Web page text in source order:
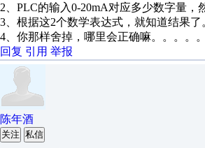
2、PLC的输入0-20mA对应多少数字量
3、根据这2个数学表达式，就知道结果了
4、你那样舍掉，哪里会正确嘛。。。。。
回复 引用 举报
陈年酒
关注 私信